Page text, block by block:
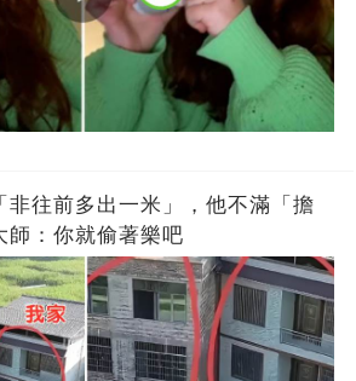
非往前多出一米」，他不滿「擔
師：你就偷著樂吧